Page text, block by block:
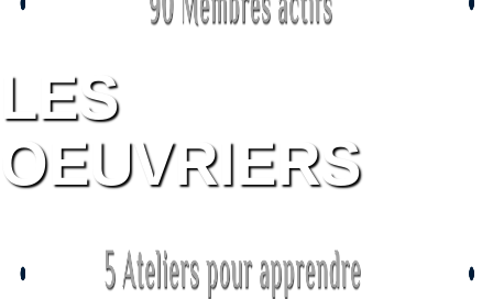
LES
OEUVRIERS